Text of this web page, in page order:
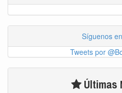
Síguenos
Tweets por
Últimas